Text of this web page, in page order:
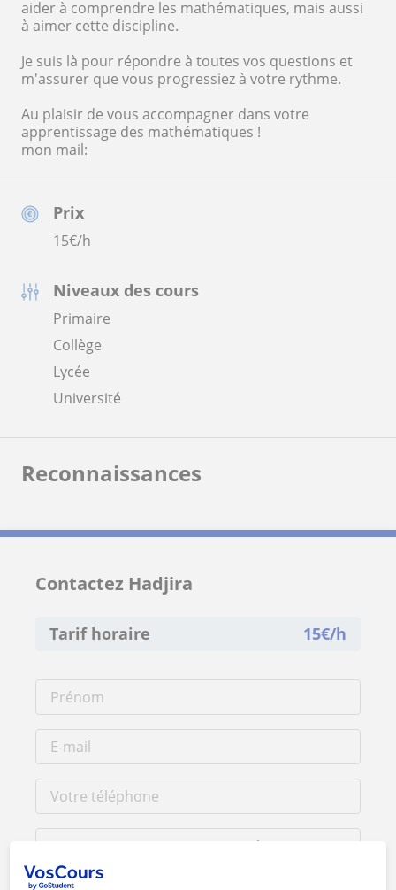
Prix
15€/h
Niveaux des cours
Primaire
Collège
Lycée
Université
aider à comprendre les mathématiques, mais aussi
à aimer cette discipline.
Je suis là pour répondre à toutes vos questions et
m'assurer que vous progressiez à votre rythme.
Au plaisir de vous accompagner dans votre
apprentissage des mathématiques !
mon mail:
Reconnaissances
Contactez Hadjira
Tarif horaire 15€/h